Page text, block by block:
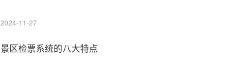
2024-11-27
景区检票系统的八大特点